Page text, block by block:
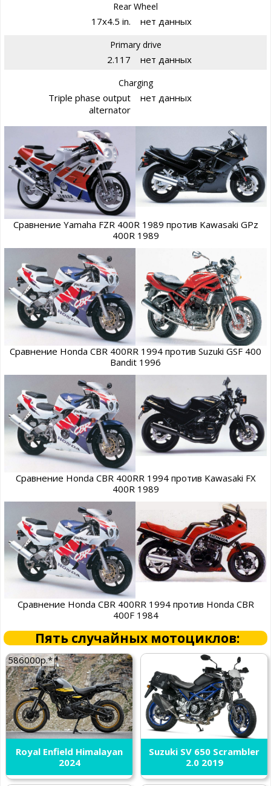
Rear Wheel
17x4.5 in. нет данных
Primary drive
2.117 нет данных
Charging
Triple phase output
alternator
нет данных
Сравнение Yamaha FZR 400R 1989 против Kawasaki GPz
400R 1989
Сравнение Honda CBR 400RR 1994 против Suzuki GSF 400
Bandit 1996
Сравнение Honda CBR 400RR 1994 против Kawasaki FX
400R 1989
Сравнение Honda CBR 400RR 1994 против Honda CBR
400F 1984
Пять случайных мотоциклов:
586000р.*
Royal Enfield Himalayan
2024
Suzuki SV 650 Scrambler
2.0 2019